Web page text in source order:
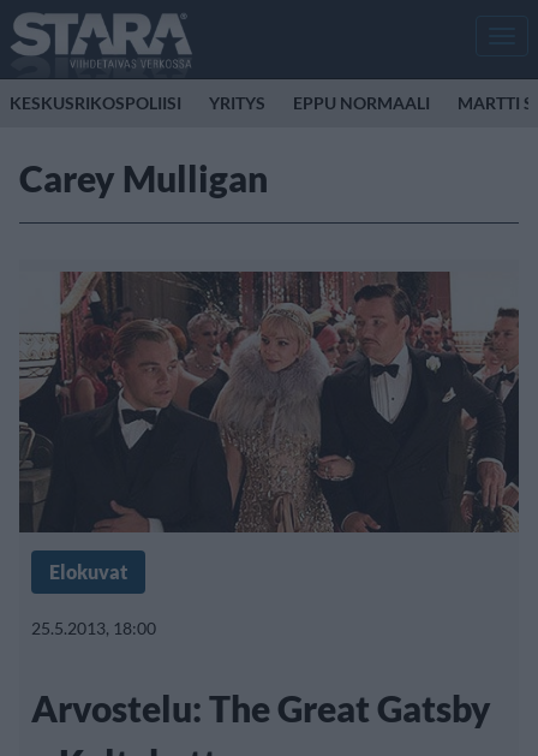
KESKUSRIKOSPOLIISI YRITYS EPPU NORMAALI MARTTI
Carey Mulligan
Elokuvat
25.5.2013, 18:00
Arvostelu: The Great Gatsby